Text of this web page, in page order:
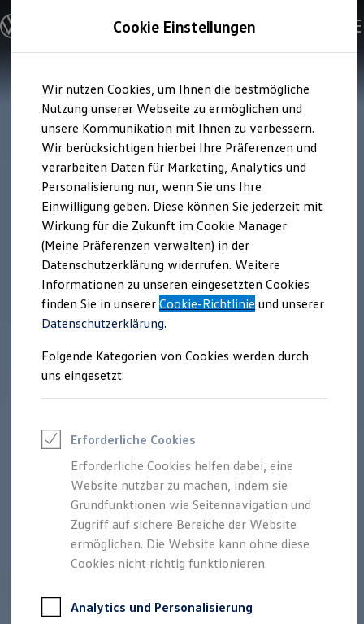
Hauptinhalt
springen
Footer
springen
Modelle & Konfigurator
Nutzfahrzeugkategorien entdecken
Modelle konfigurieren
Vorgängermodelle und Oldtimer
Vorgängermodelle
Oldtimer
Bulli Historie
Branchenlösungen & Gewerbekunden
Umbaulösungen und Hersteller finden
Auf- und Umbauten entdecken & konfigurieren
Groß- und Sonderkunden
Großkunden
Kommunen & Behörden
Journalisten
Sportvereine
Branchenlösungen
Bau & Handwerk
Gewerbliche Personenbeförderung
Service & mobile Werkstätten
Kurier, Logistik & Handel
Feuerwehr
Rettungsdienste
ONE Business ID Vorteile
Fahrzeugsuche & Marktplatz
Digitaler Marktplatz
Kauf & Finanzierung
Online-Fahrzeugbewertung
Aktionen & Angebote
E-Auto-Förderung
Für Privatkunden
Für Gewerbekunden
Profi Paket
TopDeal
Zertifizierte Gebrauchtwagen
Cookie Einstellungen
Wir nutzen Cookies, um Ihnen die bestmögliche
Nutzung unserer Webseite zu ermöglichen und
unsere Kommunikation mit Ihnen zu verbessern.
Wir berücksichtigen hierbei Ihre Präferenzen und
verarbeiten Daten für Marketing, Analytics und
Personalisierung nur, wenn Sie uns Ihre
Einwilligung geben. Diese können Sie jederzeit mit
Wirkung für die Zukunft im Cookie Manager
(Meine Präferenzen verwalten) in der
Datenschutzerklärung widerrufen. Weitere
Informationen zu unseren eingesetzten Cookies
finden Sie in unsererCookie-Richtlinie und unserer
Datenschutzerklärung.
Folgende Kategorien von Cookies werden durch
uns eingesetzt:
Erforderliche Cookies
Erforderliche Cookies helfen dabei, eine
Website nutzbar zu machen, indem sie
Grundfunktionen wie Seitennavigation und
Zugriff auf sichere Bereiche der Website
ermöglichen. Die Website kann ohne diese
Cookies nicht richtig funktionieren.
Analytics und Personalisierung